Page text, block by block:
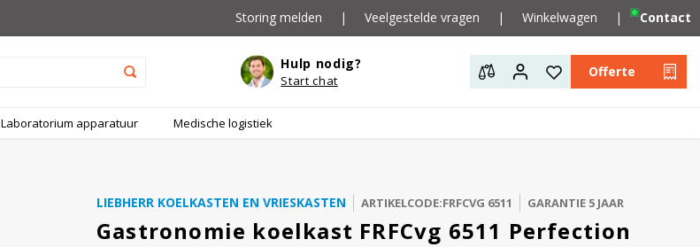
Storing melden | Veelgestelde vragen | Winkelwagen | Contact
Hulp nodig?
Start chat
Offerte
Laboratorium apparatuur Medische logistiek
LIEBHERR KOELKASTEN EN VRIESKASTEN ARTIKELCODE:FRFCVG 6511 GARANTIE 5 JAAR
Gastronomie koelkast FRFCvg 6511 Perfection